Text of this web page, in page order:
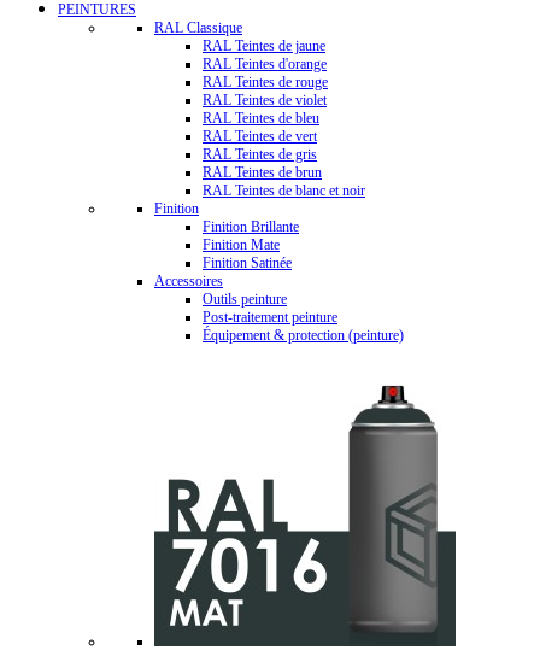
PEINTURES
RAL Classique
RAL Teintes de jaune
RAL Teintes d'orange
RAL Teintes de rouge
RAL Teintes de violet
RAL Teintes de bleu
RAL Teintes de vert
RAL Teintes de gris
RAL Teintes de brun
RAL Teintes de blanc et noir
Finition
Finition Brillante
Finition Mate
Finition Satinée
Accessoires
Outils peinture
Post-traitement peinture
Équipement & protection (peinture)